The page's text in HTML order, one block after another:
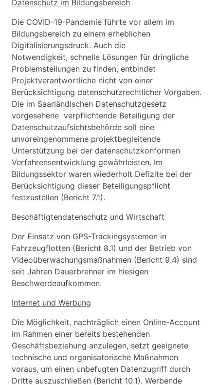
Datenschutz im Bildungsbereich
Die COVID-19-Pandemie führte vor allem im
Bildungsbereich zu einem erheblichen
Digitalisierungsdruck. Auch die
Notwendigkeit, schnelle Lösungen für dringliche
Problemstellungen zu finden, entbindet
Projektverantwortliche nicht von einer
Berücksichtigung datenschutzrechtlicher Vorgaben.
Die im Saarländischen Datenschutzgesetz
vorgesehene verpflichtende Beteiligung der
Datenschutzaufsichtsbehörde soll eine
unvoreingenommene projektbegleitende
Unterstützung bei der datenschutzkonformen
Verfahrensentwicklung gewährleisten. Im
Bildungssektor waren wiederholt Defizite bei der
Berücksichtigung dieser Beteiligungspflicht
festzustellen (Bericht 7.1).
Beschäftigtendatenschutz und Wirtschaft
Der Einsatz von GPS-Trackingsystemen in
Fahrzeugflotten (Bericht 8.1) und der Betrieb von
Videoüberwachungsmaßnahmen (Bericht 9.4) sind
seit Jahren Dauerbrenner im hiesigen
Beschwerdeaufkommen.
Internet und Werbung
Die Möglichkeit, nachträglich einen Online-Account
im Rahmen einer bereits bestehenden
Geschäftsbeziehung anzulegen, setzt geeignete
technische und organisatorische Maßnahmen
voraus, um einen unbefugten Datenzugriff durch
Dritte auszuschließen (Bericht 10.1). Werbende